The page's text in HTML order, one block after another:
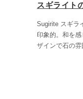
スギライト
Sugirite スギラ
印象的。和を
ザインで石の雰